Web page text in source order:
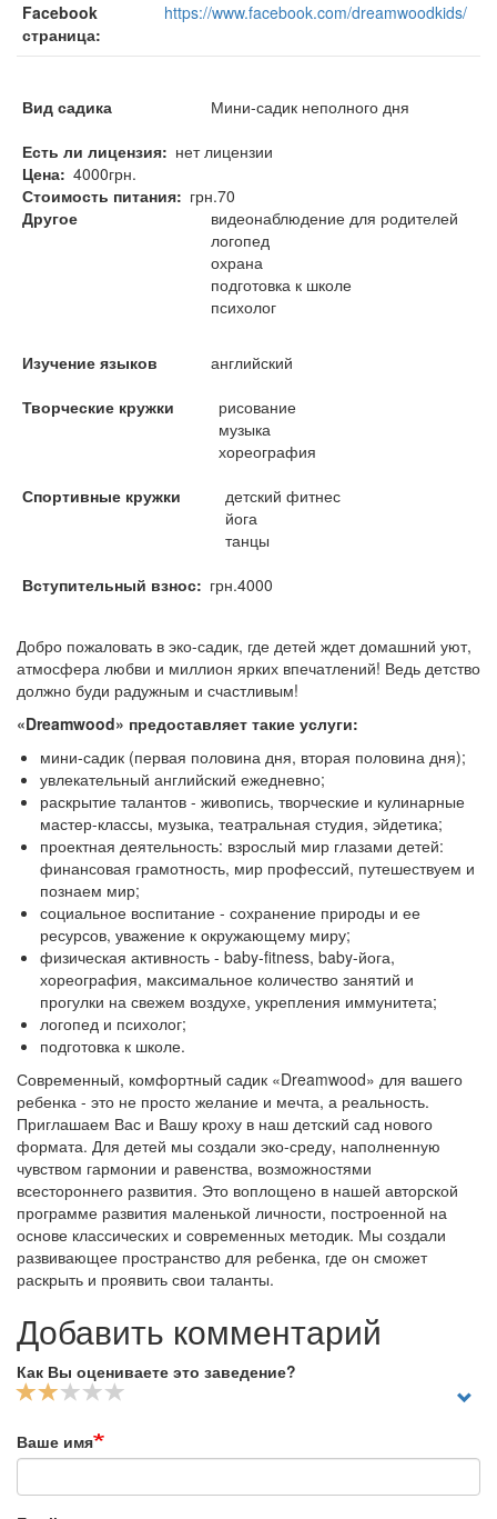
Facebook
страница
https://www.facebook.com/dreamwoodkids/
Вид садика
Мини-садик неполного дня
Есть ли лицензия
нет лицензии
Цена 4000грн.
Стоимость питания
грн.70
Другое
видеонаблюдение для родителей
логопед
охрана
подготовка к школе
психолог
Изучение языков
английский
Творческие кружки
рисование
музыка
хореография
Спортивные кружки
детский фитнес
йога
танцы
Вступительный взнос
грн.4000
Добро пожаловать в эко-садик, где детей ждет домашний уют,
атмосфера любви и миллион ярких впечатлений! Ведь детство
должно буди радужным и счастливым!
«Dreamwood» предоставляет такие услуги:
мини-садик (первая половина дня, вторая половина дня);
увлекательный английский ежедневно;
раскрытие талантов - живопись, творческие и кулинарные
мастер-классы, музыка, театральная студия, эйдетика;
проектная деятельность: взрослый мир глазами детей:
финансовая грамотность, мир профессий, путешествуем и
познаем мир;
социальное воспитание - сохранение природы и ее
ресурсов, уважение к окружающему миру;
физическая активность - baby-fitness, baby-йога,
хореография, максимальное количество занятий и
прогулки на свежем воздухе, укрепления иммунитета;
логопед и психолог;
подготовка к школе.
Современный, комфортный садик «Dreamwood» для вашего
ребенка - это не просто желание и мечта, а реальность.
Приглашаем Вас и Вашу кроху в наш детский сад нового
формата. Для детей мы создали эко-среду, наполненную
чувством гармонии и равенства, возможностями
всестороннего развития. Это воплощено в нашей авторской
программе развития маленькой личности, построенной на
основе классических и современных методик. Мы создали
развивающее пространство для ребенка, где он сможет
раскрыть и проявить свои таланты.
Добавить комментарий
Как Вы оцениваете это заведение?
Ваше имя